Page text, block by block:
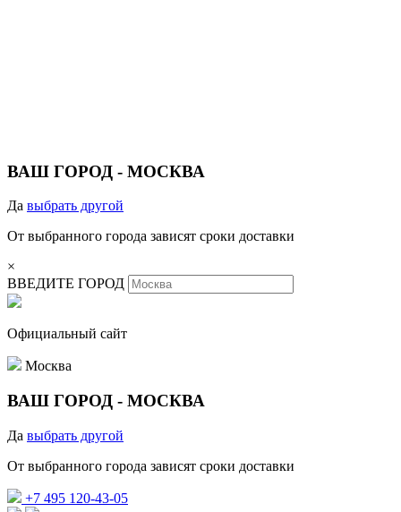
ВАШ ГОРОД - МОСКВА
Да выбрать другой
От выбранного города зависят сроки доставки
×
ВВЕДИТЕ ГОРОД
Официальный сайт
Москва
ВАШ ГОРОД - МОСКВА
Да выбрать другой
От выбранного города зависят сроки доставки
+7 495 120-43-05